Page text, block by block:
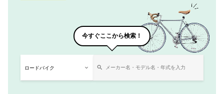
今すぐここから検索！